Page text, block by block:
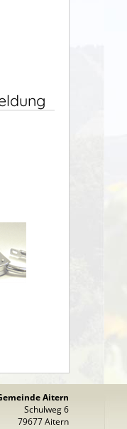
Aitern
Schulweg 6
79677 Aitern